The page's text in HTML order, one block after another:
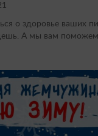
о здоровье ваших
А мы вам поможем